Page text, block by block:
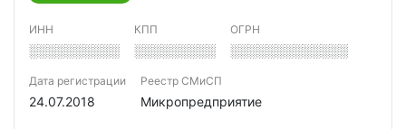
ИНН
░░░░░░░░░░
КПП
░░░░░░░░░
ОГРН
░░░░░░░░░░░░░
Дата регистрации
24.07.2018
Реестр СМиСП
Микропредприятие